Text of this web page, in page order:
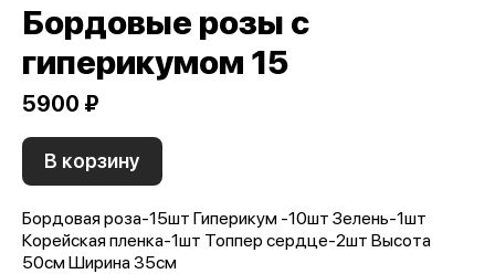
Бордовые розы с
гиперикумом 15
5900 ₽
В корзину
Бордовая роза-15шт Гиперикум -10шт Зелень-1шт
Корейская пленка-1шт Топпер сердце-2шт Высота
50см Ширина 35см